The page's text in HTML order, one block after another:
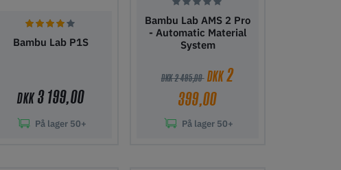
Bambu Lab P1S
DKK3 199,00
På lager50+
Bambu Lab AMS 2 Pro
- Automatic Material
System
DKK 2 495,00 DKK2
399,00
På lager50+